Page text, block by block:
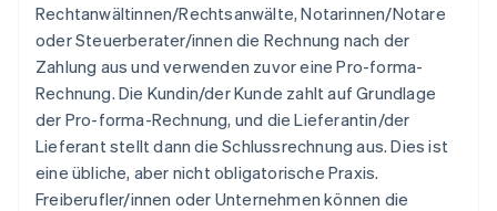
Rechtanwältinnen/Rechtsanwälte, Notarinnen/Notare
oder Steuerberater/innen die Rechnung nach der
Zahlung aus und verwenden zuvor eine Pro-forma-
Rechnung. Die Kundin/der Kunde zahlt auf Grundlage
der Pro-forma-Rechnung, und die Lieferantin/der
Lieferant stellt dann die Schlussrechnung aus. Dies ist
eine übliche, aber nicht obligatorische Praxis.
Freiberufler/innen oder Unternehmen können die